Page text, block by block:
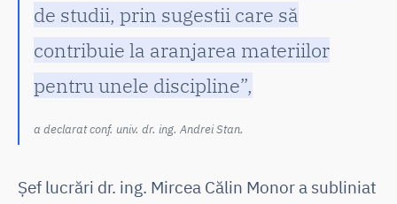
de studii, prin sugestii care să
contribuie la aranjarea materiilor
pentru unele discipline”,
a declarat conf. univ. dr. ing. Andrei Stan.
Șef lucrări dr. ing. Mircea Călin Monor a subliniat